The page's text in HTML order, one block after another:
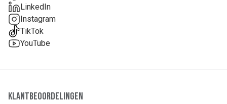
LinkedIn
Instagram
TikTok
YouTube
Klantbeoordelingen